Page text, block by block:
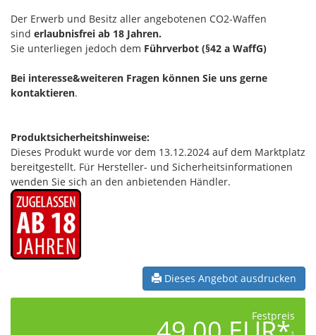
Der Erwerb und Besitz aller angebotenen CO2-Waffen
sind erlaubnisfrei ab 18 Jahren.
Sie unterliegen jedoch dem Führverbot (§42 a WaffG)
Bei interesse&weiteren Fragen können Sie uns gerne
kontaktieren.
Produktsicherheitshinweise:
Dieses Produkt wurde vor dem 13.12.2024 auf dem Marktplatz
bereitgestellt. Für Hersteller- und Sicherheitsinformationen
wenden Sie sich an den anbietenden Händler.
Dieses Angebot ausdrucken
Festpreis